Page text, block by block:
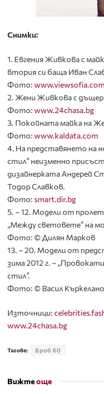
Снимки:
1. Евгения Живкова с
втория си баща Иван
Фото: www.viewsofia.com
2. Жени Живкова с
Фото: www.24chasa.bg
3. Покойната майка на
Фото: www.kaldata.com
4. На представянето на
стил” неизменно
дизайнерката Андерей
Тодор Славков.
Фото: smart.dir.bg
5. – 12. Модели от
„Между световете” на
Фото: © Дилян Марков
13. – 20. Модели от
зима 2012 г. –
стил”.
Фото: © Васил
Източници:
www.24chasa.bg
Тагове: Брой 60
Вижтеоще